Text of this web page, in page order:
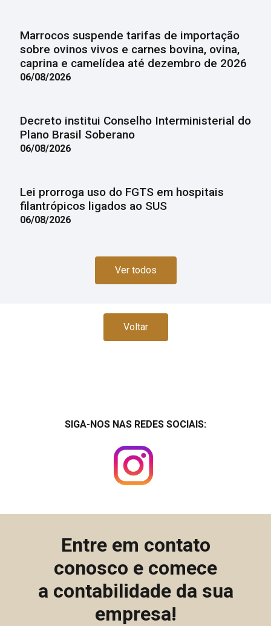
Marrocos suspende tarifas de importação
sobre ovinos vivos e carnes bovina, ovina,
caprina e camelídea até dezembro de 2026
06/08/2026
Decreto institui Conselho Interministerial do
Plano Brasil Soberano
06/08/2026
Lei prorroga uso do FGTS em hospitais
filantrópicos ligados ao SUS
06/08/2026
Ver todos
Voltar
SIGA-NOS NAS REDES SOCIAIS:
Entre em contato
conosco e comece
a contabilidade da sua
empresa!